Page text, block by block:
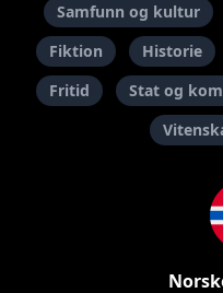
Samfunn og kultur
Fiktion
Historie
Fritid
Stat og